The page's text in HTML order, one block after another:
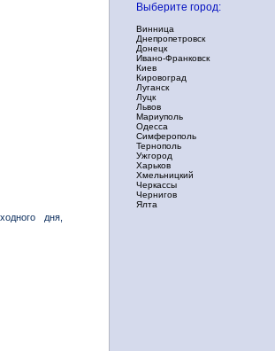
дня,
Выберите город:
Винница
Днепропетровск
Донецк
Ивано-Франковск
Киев
Кировоград
Луганск
Луцк
Львов
Мариуполь
Одесса
Симферополь
Тернополь
Ужгород
Харьков
Хмельницкий
Черкассы
Чернигов
Ялта